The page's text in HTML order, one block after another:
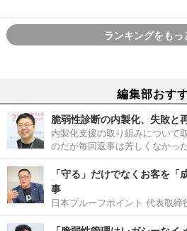
ランキングをもっ
編集部おす
脆弱性診断の内製化、失敗と
内製化支援の取り組みについて
のだが毎回返事は芳しくなかった
「守る」だけでなくお客を
事
日本プルーフポイント 代表取